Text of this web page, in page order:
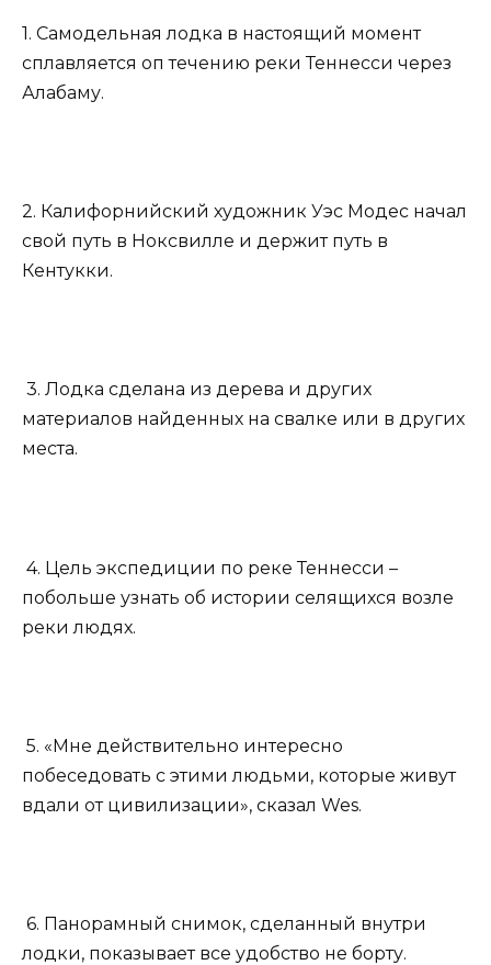
1. Самодельная лодка в настоящий момент
сплавляется оп течению реки Теннесси через
Алабаму.
2. Калифорнийский художник Уэс Модес начал
свой путь в Ноксвилле и держит путь в
Кентукки.
3. Лодка сделана из дерева и других
материалов найденных на свалке или в других
места.
4. Цель экспедиции по реке Теннесси –
побольше узнать об истории селящихся возле
реки людях.
5. «Мне действительно интересно
побеседовать с этими людьми, которые живут
вдали от цивилизации», сказал Wes.
6. Панорамный снимок, сделанный внутри
лодки, показывает все удобство не борту.